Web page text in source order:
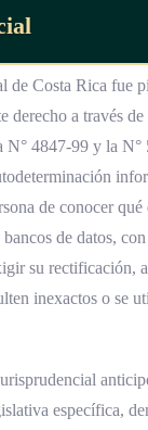
de Costa Rica fue
derecho a través de
N° 4847-99 y la N°
de conocer qué
de datos,
su rectificación,
inexactos o se
específica,